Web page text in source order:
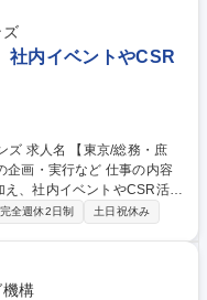
ズ
社内イベントやCSR
・庶
行など 仕事の内容
、社内イベントやCSR活動
まとめていただくポジショ
理、掲示物の作成、社内規
ベント・CSR活動（主任・
完全週休2日制 土日祝休み
構